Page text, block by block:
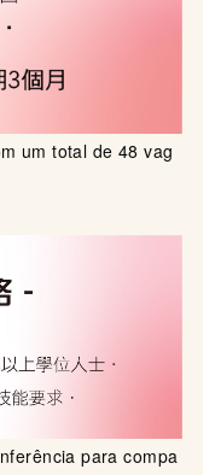
um total de 48 vag
para compa